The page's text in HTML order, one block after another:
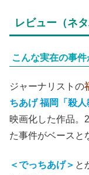
レビュー（ネタ
こんな実在の事
ジャーナリストの
ちあげ 福岡「殺人
映画化した作品。
た事件がベースと
＜でっちあげ＞ と